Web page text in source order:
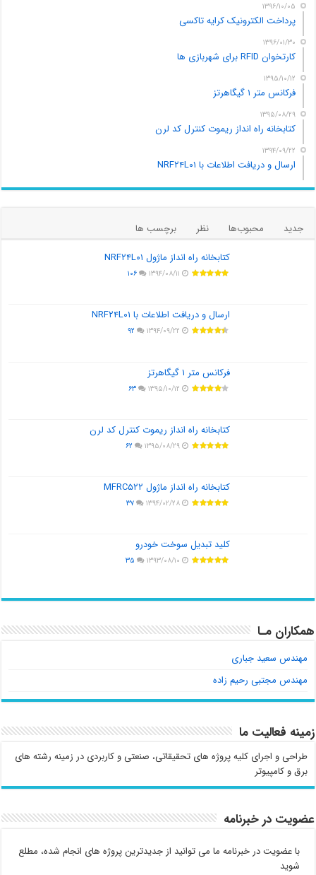
۱۳۹۶/۱۰/۰۵
پرداخت الکترونیک کرایه تاکسی
۱۳۹۶/۰۱/۳۰
کارتخوان RFID برای شهربازی ها
۱۳۹۵/۱۰/۱۲
فرکانس متر ۱ گیگاهرتز
۱۳۹۵/۰۸/۲۹
کتابخانه راه انداز ریموت کنترل کد لرن
۱۳۹۴/۰۹/۲۲
ارسال و دریافت اطلاعات با NRF۲۴L۰۱
جدید محبوب‌ها نظر
برچسب ها
کتابخانه راه انداز ماژول NRF۲۴L۰۱
۱۳۹۴/۰۸/۱۱ ۱۰۶
ارسال و دریافت اطلاعات با NRF۲۴L۰۱
۱۳۹۴/۰۹/۲۲ ۹۲
فرکانس متر ۱ گیگاهرتز
۱۳۹۵/۱۰/۱۲ ۶۳
کتابخانه راه انداز ریموت کنترل کد لرن
۱۳۹۵/۰۸/۲۹ ۶۲
کتابخانه راه انداز ماژول MFRC۵۲۲
۱۳۹۴/۰۲/۲۸ ۳۷
کلید تبدیل سوخت خودرو
۱۳۹۳/۰۸/۱۰ ۳۵
همکاران مـا
مهندس سعید جباری
مهندس مجتبی رحیم زاده
زمینه فعالیت ما
طراحی و اجرای کلیه پروژه های تحقیقاتی، صنعتی و کاربردی در زمینه رشته های
برق و کامپیوتر
عضویت در خبرنامه
با عضویت در خبرنامه ما می توانید از جدیدترین پروژه های انجام شده، مطلع
شوید